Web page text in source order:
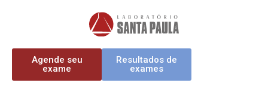
Agende seu
exame
Resultados de
exames